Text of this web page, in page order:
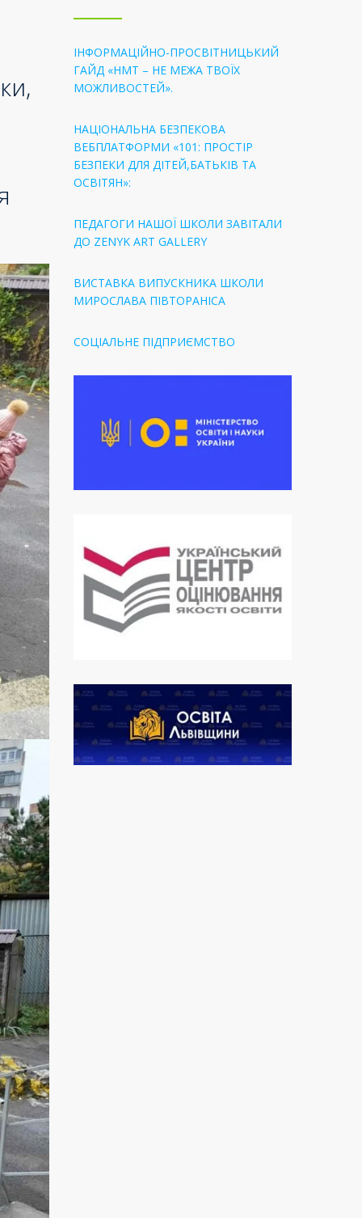
ІНФОРМАЦІЙНО-ПРОСВІТНИЦЬКИЙ
ГАЙД «НМТ – НЕ МЕЖА ТВОЇХ
МОЖЛИВОСТЕЙ».
НАЦІОНАЛЬНА БЕЗПЕКОВА
ВЕБПЛАТФОРМИ «101: ПРОСТІР
БЕЗПЕКИ ДЛЯ ДІТЕЙ,БАТЬКІВ ТА
ОСВІТЯН»:
ПЕДАГОГИ НАШОЇ ШКОЛИ ЗАВІТАЛИ
ДО ZENYK ART GALLERY
ВИСТАВКА ВИПУСКНИКА ШКОЛИ
МИРОСЛАВА ПІВТОРАНІСА
СОЦІАЛЬНЕ ПІДПРИЄМСТВО